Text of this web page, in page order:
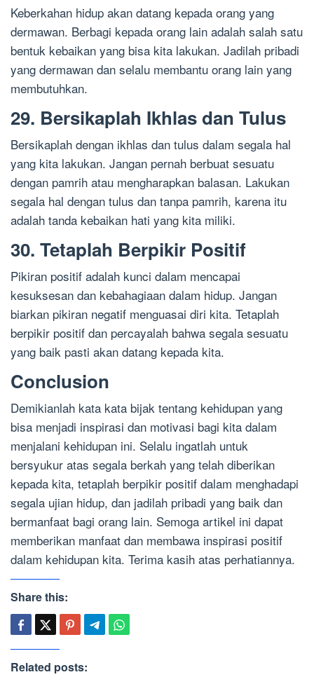
Keberkahan hidup akan datang kepada orang yang
dermawan. Berbagi kepada orang lain adalah salah satu
bentuk kebaikan yang bisa kita lakukan. Jadilah pribadi
yang dermawan dan selalu membantu orang lain yang
membutuhkan.
29. Bersikaplah Ikhlas dan Tulus
Bersikaplah dengan ikhlas dan tulus dalam segala hal
yang kita lakukan. Jangan pernah berbuat sesuatu
dengan pamrih atau mengharapkan balasan. Lakukan
segala hal dengan tulus dan tanpa pamrih, karena itu
adalah tanda kebaikan hati yang kita miliki.
30. Tetaplah Berpikir Positif
Pikiran positif adalah kunci dalam mencapai
kesuksesan dan kebahagiaan dalam hidup. Jangan
biarkan pikiran negatif menguasai diri kita. Tetaplah
berpikir positif dan percayalah bahwa segala sesuatu
yang baik pasti akan datang kepada kita.
Conclusion
Demikianlah kata kata bijak tentang kehidupan yang
bisa menjadi inspirasi dan motivasi bagi kita dalam
menjalani kehidupan ini. Selalu ingatlah untuk
bersyukur atas segala berkah yang telah diberikan
kepada kita, tetaplah berpikir positif dalam menghadapi
segala ujian hidup, dan jadilah pribadi yang baik dan
bermanfaat bagi orang lain. Semoga artikel ini dapat
memberikan manfaat dan membawa inspirasi positif
dalam kehidupan kita. Terima kasih atas perhatiannya.
Share this:
Related posts: